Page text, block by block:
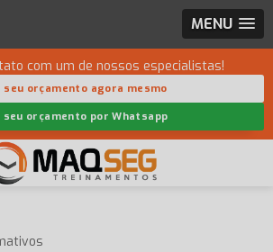
MENU
com um de nossos especialistas!
seu orçamento agora mesmo
seu orçamento por Whatsapp